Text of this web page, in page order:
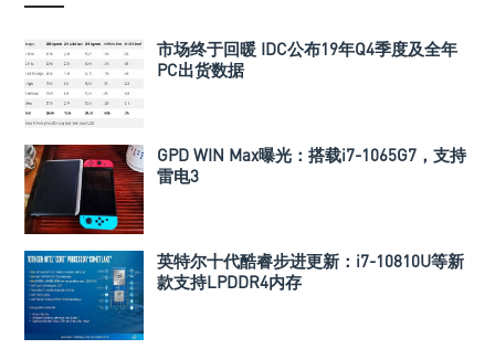
市场终于回暖 IDC公布19年Q4季度及全年
PC出货数据
GPD WIN Max曝光：搭载i7-1065G7，支持
雷电3
英特尔十代酷睿步进更新：i7-10810U等新
款支持LPDDR4内存